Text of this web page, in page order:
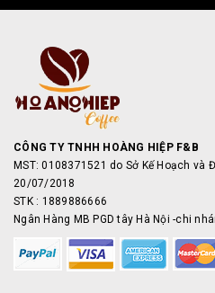
CÔNG TY TNHH HOÀNG HIỆP F&B
MST: 0108371521 do Sở Kế Hoạch và
20/07/2018
STK : 1889886666
Ngân Hàng MB PGD tây Hà Nội -chi